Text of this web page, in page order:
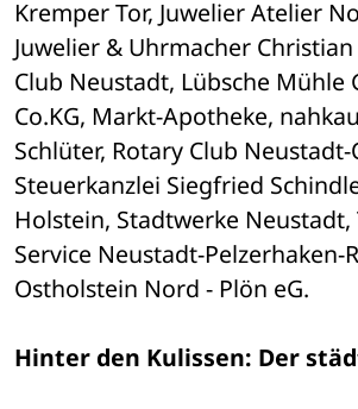
Kremper Tor, Juwelier Atelier
Juwelier & Uhrmacher
Club Neustadt, Lübsche Mühle
Co.KG, Markt-Apotheke,
Schlüter, Rotary Club Neustadt-
Steuerkanzlei Siegfried
Holstein, Stadtwerke Neustadt,
Service Neustadt-Pelzerhaken-
Ostholstein Nord - Plön eG.
Hinter den Kulissen: Der